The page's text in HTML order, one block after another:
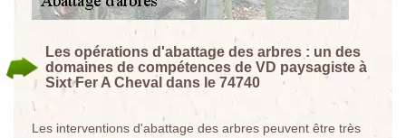
Les opérations d'abattage des arbres : un des
domaines de compétences de VD paysagiste à
Sixt Fer A Cheval dans le 74740
Les interventions d'abattage des arbres peuvent être très